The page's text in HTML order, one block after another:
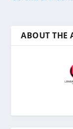
ABOUT THE